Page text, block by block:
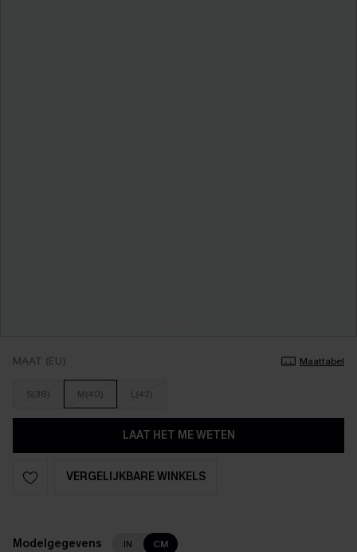
MAAT (EU) Maattabel
S(38) M(40) L(42)
LAAT HET ME WETEN
VERGELIJKBARE WINKELS
Modelgegevens IN CM